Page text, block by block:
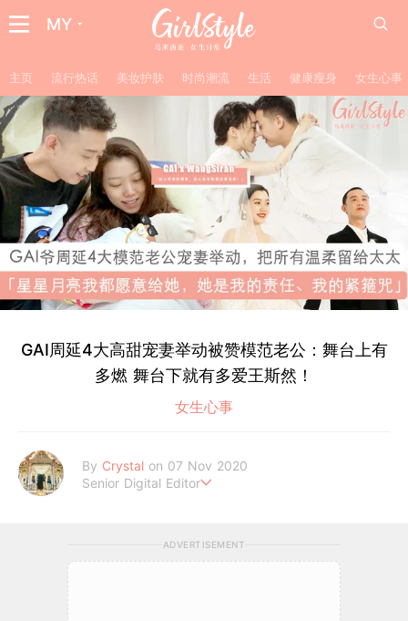
MY
主页 流行热话 美妆护肤 时尚潮流 生活 健康瘦身 女生心事
GAI周延4大高甜宠妻举动被赞模范老公：舞台上有
多燃 舞台下就有多爱王斯然！
女生心事
By Crystal on 07 Nov 2020
Senior Digital Editor
ADVERTISEMENT